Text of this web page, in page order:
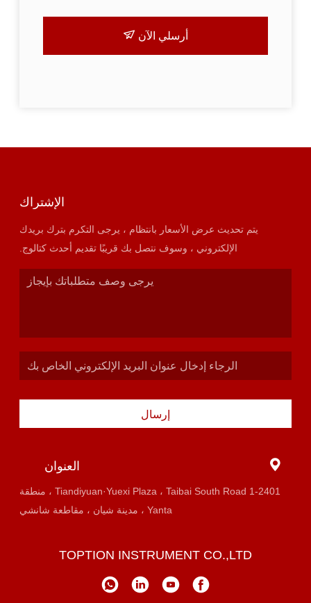
أرسلي الآن
الإشتراك
يتم تحديث عرض الأسعار بانتظام ، يرجى التكرم بترك بريدك
الإلكتروني ، وسوف نتصل بك قريبًا تقديم أحدث كتالوج.
إرسال
العنوان
1-2401 Tiandiyuan·Yuexi Plaza ، Taibai South Road ، منطقة
Yanta ، مدينة شيان ، مقاطعة شانشي
TOPTION INSTRUMENT CO.,LTD